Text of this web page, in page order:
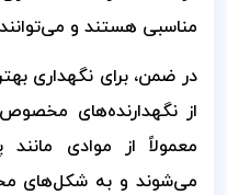
مناسبی هستند و
در ضمن، برای نگهداری
از نگهدارنده‌های مخصوص
معمولاً از موادی
می‌شوند و به شکل‌های